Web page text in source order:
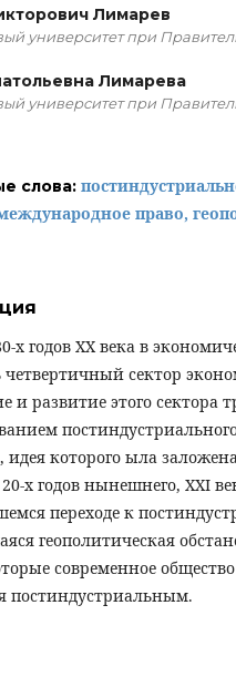
Лимарев
университет при
Лимарева
университет при
слова:
право,
х годов ХХ века в
четвертичный сектор
и развитие этого сектора
идея которого ыла
х годов нынешнего, XXI
переходе к
геополитическая
современное
постиндустриальным.